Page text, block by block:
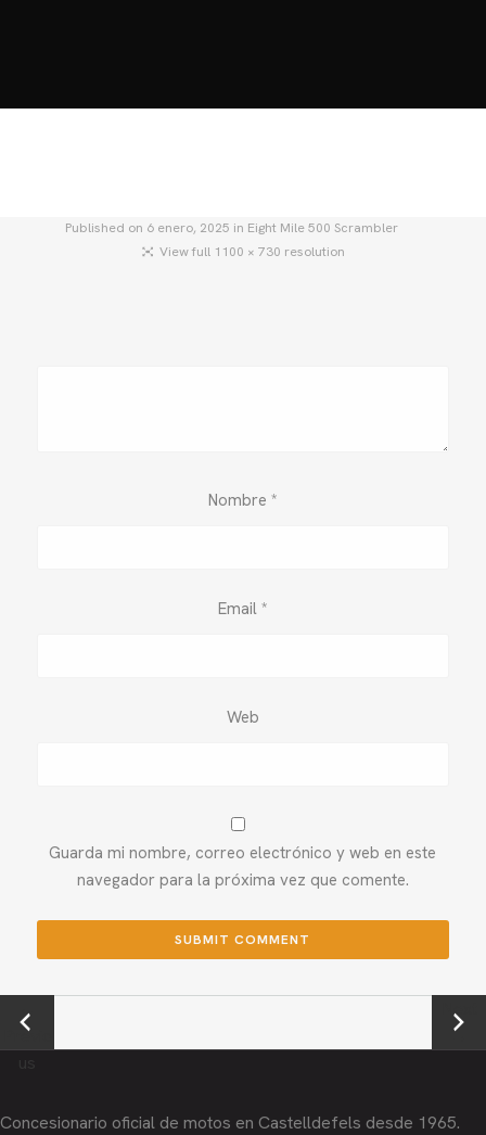
Published on 6 enero, 2025 in Eight Mile 500 Scrambler
View full 1100 × 730 resolution
Nombre *
Email *
Web
Guarda mi nombre, correo electrónico y web en este
navegador para la próxima vez que comente.
←
Previo
Next
→
Concesionario oficial de motos en Castelldefels desde 1965.